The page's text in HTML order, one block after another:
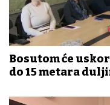
Bosutom će
do 15 metara